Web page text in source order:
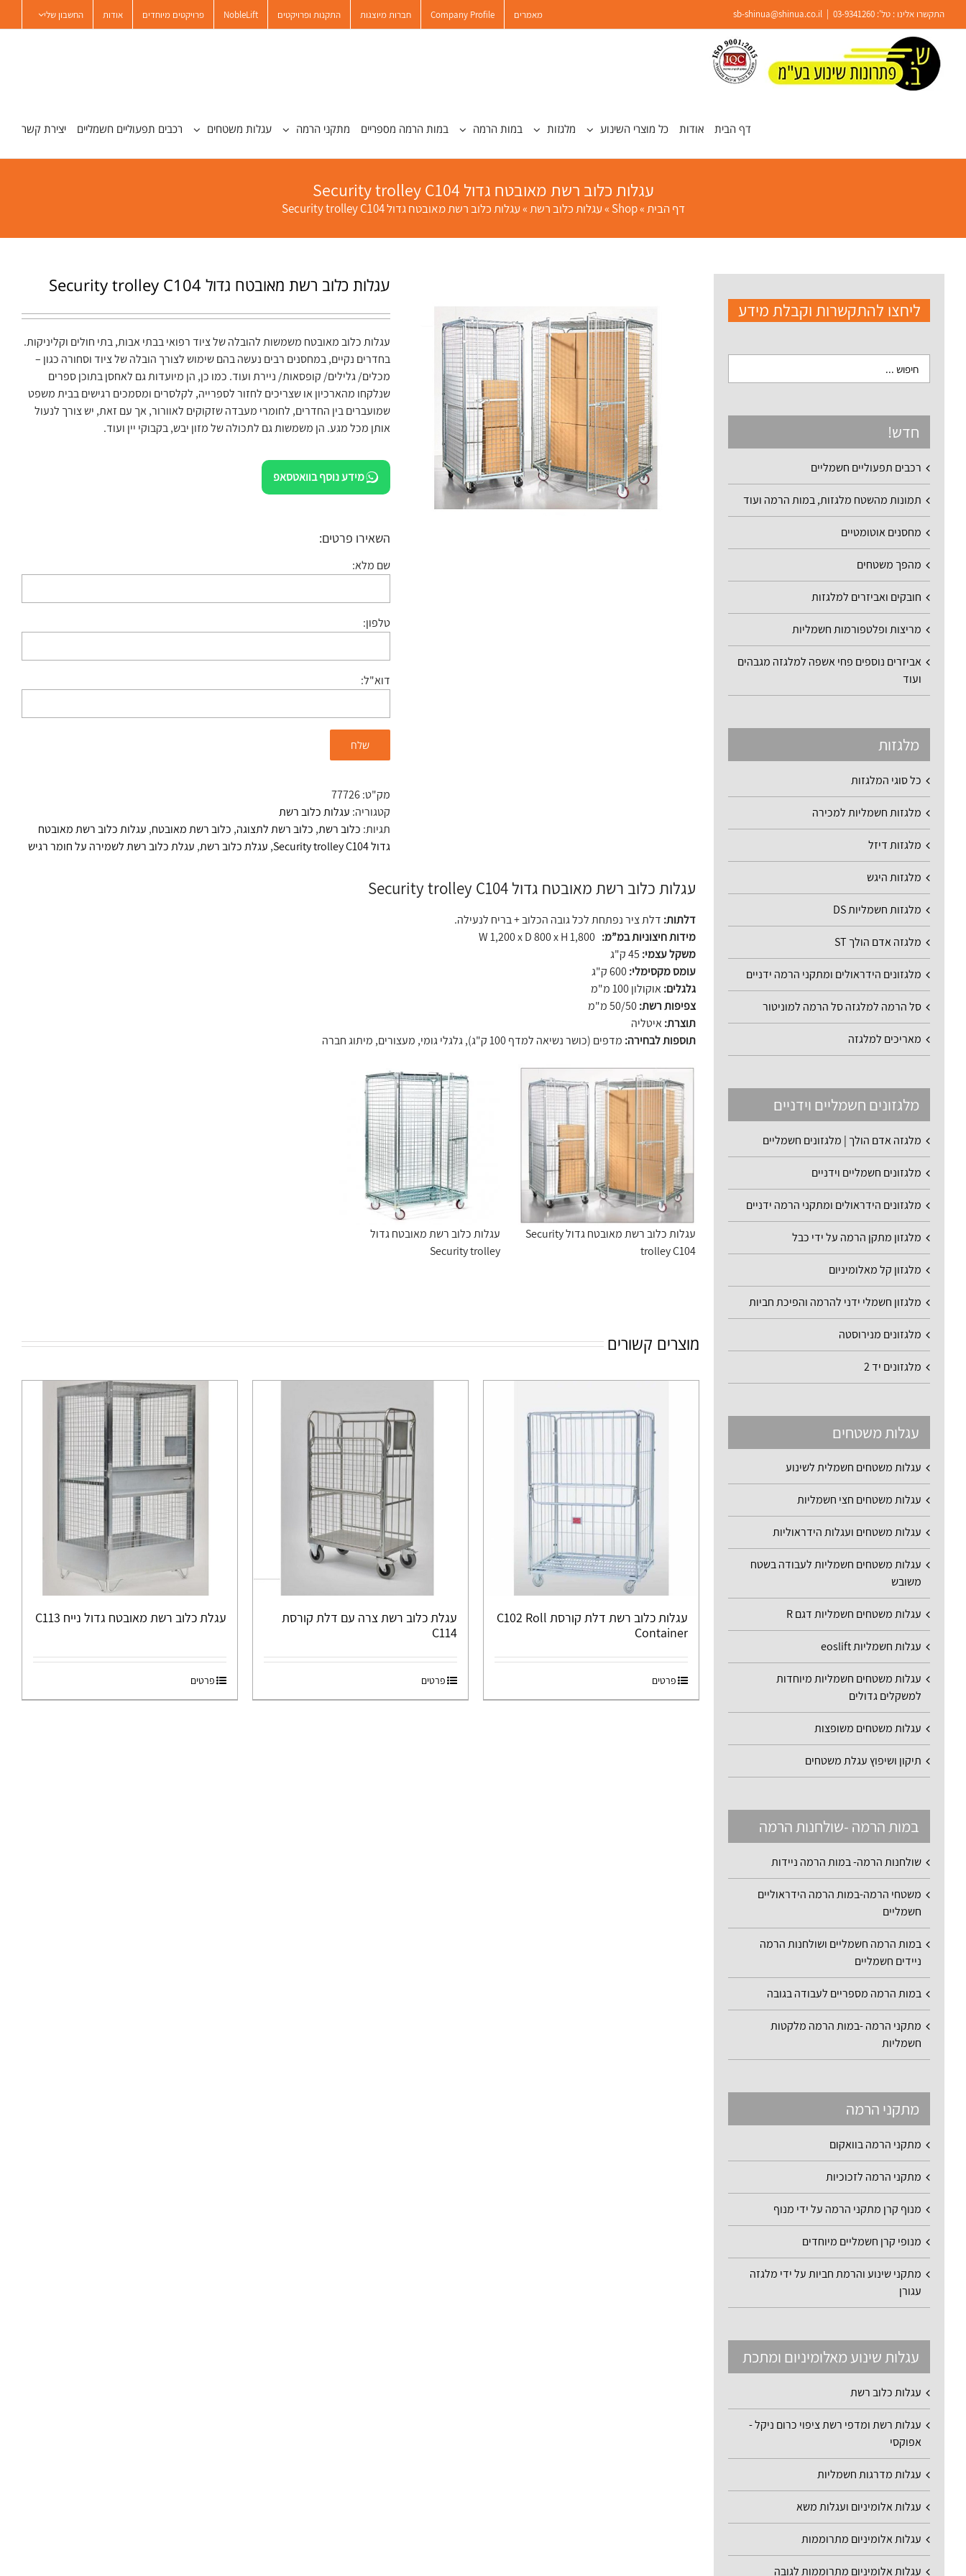
פתח סרגל נגישות
content
התקשרו אלינו : טל': 03-9341260
sb-shinua@shinua.co.il מאמרים Company Profile חברות מיוצגות התקנות ופרויקטים NobleLift פרויקטים מיוחדים אודות החשבון שלי
דף הבית אודות כל מוצרי השינוע מלגזות במות הרמה במות הרמה מספריים מתקני הרמה עגלות משטחים רכבים תפעוליים חשמליים יצירת קשר
עגלות כלוב רשת מאובטח גדול Security trolley C104
דף הבית»
Shop
»עגלות כלוב רשת»עגלות כלוב רשת מאובטח גדול Security trolley C104
עגלות כלוב רשת מאובטח גדול Security trolley C104
עגלות כלוב מאובטח משמשות להובלה של ציוד רפואי בבתי אבות, בתי חולים וקליניקות.
בחדרים נקיים, במחסנים רבים נעשה בהם שימוש לצורך הובלה של ציוד וסחורה כגון –
מכלים/ גלילים/ קופסאות/ ניירת ועוד. כמו כן, הן מיועדות גם לאחסן בתוכן ספרים
שנלקחו מהארכיון או שצריכים לחזור לספרייה, לקלסרים ומסמכים רגישים בבית משפט
שמועברים בין החדרים, לחומרי מעבדה שזקוקים לאוורור, אך עם זאת, יש צורך לנעול
אותן מכל מגע. הן משמשות גם לתכולה של מזון יבש, בקבוקי יין ועוד.
מידע נוסף בוואטסאפ
השאירו פרטים:
שם מלא:
טלפון:
דוא"ל:
מק"ט:77726
קטגוריה: עגלות כלוב רשת
תגיות: כלוב רשת, כלוב רשת לתצוגה, כלוב רשת מאובטח, עגלות כלוב רשת מאובטח
גדול Security trolley C104
, עגלת כלוב רשת, עגלת כלוב רשת לשמירה על חומר רגיש
עגלות כלוב רשת מאובטח גדול Security trolley C104
דלתות: דלת ציר נפתחת לכל גובה הכלוב + בריח לנעילה.
מידות חיצוניות במ”מ:
משקל עצמי: 45 ק"ג
עומס מקסימלי:600 ק"ג
גלגלים:אוקולון 100 מ"מ
צפיפות רשת:50/50 מ"מ
תוצרת:איטליה
תוספות לבחירה: מדפים (כושר נשיאה למדף 100 ק"ג), גלגלי גומי, מעצורים, מיתוג חברה
עגלות כלוב רשת מאובטח גדול Security
trolley C104
עגלות כלוב רשת מאובטח גדול
Security trolley
מוצרים קשורים
עגלות כלוב רשת דלת קורסת C102 Roll
Container
פרטים
עגלת כלוב רשת צרה עם דלת קורסת
C114
פרטים
עגלת כלוב רשת מאובטח גדול נייח C113
פרטים
ליחצו להתקשרות וקבלת מידע
חדש!
רכבים תפעוליים חשמליים
תמונות מהשטח מלגזות, במות הרמה ועוד
מחסנים אוטומטיים
מהפך משטחים
חובקים ואביזרים למלגזות
מריצות ופלטפורמות חשמליות
אביזרים נוספים פחי אשפה למלגזה מגבהים
ועוד
מלגזות
כל סוגי המלגזות
מלגזות חשמליות למכירה
מלגזות דיזל
מלגזות היגש
מלגזות חשמליות DS
מלגזה אדם הולך ST
מלגזונים הידראולים ומתקני הרמה ידניים
סל הרמה למלגזה סל הרמה למוניטור
מאריכים למלגזה
מלגזונים חשמליים וידניים
מלגזה אדם הולך | מלגזונים חשמליים
מלגזונים חשמליים וידניים
מלגזונים הידראולים ומתקני הרמה ידניים
מלגזון מתקן הרמה על ידי כבל
מלגזון קל מאלומיניום
מלגזון חשמלי ידני להרמה והפיכת חביות
מלגזונים מנירוסטה
מלגזונים יד 2
עגלות משטחים
עגלות משטחים חשמלית לשינוע
עגלות משטחים חצי חשמליות
עגלות משטחים ועגלות הידראוליות
עגלות משטחים חשמליות לעבודה בשטח
משובש
עגלות משטחים חשמליות דגם R
עגלות חשמליות eoslift
עגלות משטחים חשמליות מיוחדות
למשקלים גדולים
עגלות משטחים משופצות
תיקון ושיפוץ עגלת משטחים
במות הרמה -שולחנות הרמה
שולחנות הרמה- במות הרמה ניידות
משטחי הרמה-במות הרמה הידראוליים
חשמליים
במות הרמה חשמליים ושולחנות הרמה
ניידים חשמליים
במות הרמה מספריים לעבודה בגובה
מתקני הרמה -במות הרמה מלקטות
חשמליות
מתקני הרמה
מתקני הרמה בוואקום
מתקני הרמה לזכוכיות
מנוף קרן מתקני הרמה על ידי מנוף
מנופי קרן חשמליים מיוחדים
מתקני שינוע והרמת חביות על ידי מלגזה
עגורן
עגלות שינוע מאלומיניום ומתכת
עגלות כלוב רשת
עגלות רשת ומדפי רשת ציפוי כרום ניקל -
אפוקסי
עגלות מדרגות חשמליות
עגלות אלומיניום ועגלות משא
עגלות אלומיניום מתרוממות
עגלות אלומיניום מתרוממות לגובה